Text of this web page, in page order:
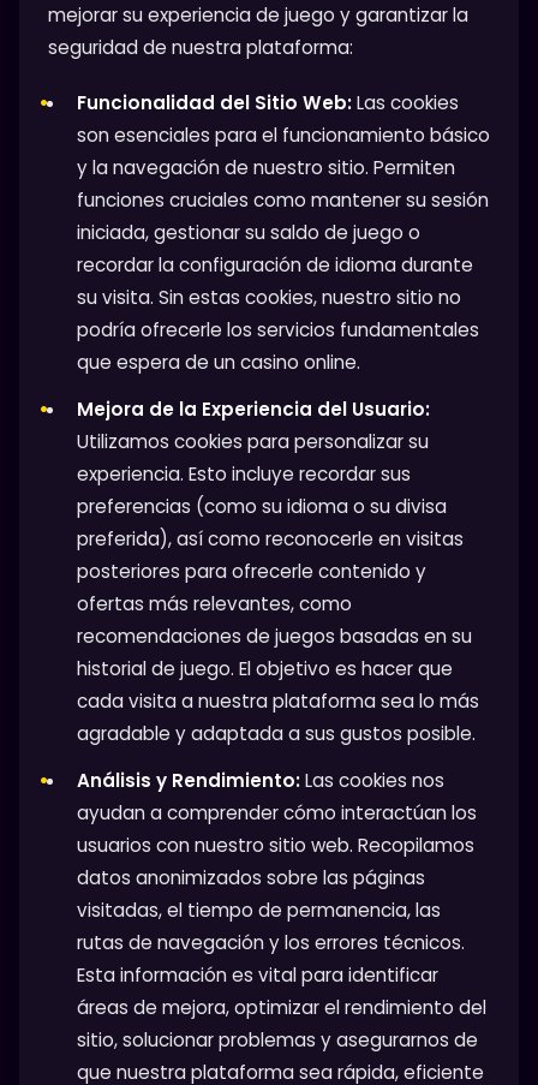
mejorar su experiencia de juego y garantizar la
seguridad de nuestra plataforma:
Funcionalidad del Sitio Web:Las cookies
son esenciales para el funcionamiento básico
y la navegación de nuestro sitio. Permiten
funciones cruciales como mantener su sesión
iniciada, gestionar su saldo de juego o
recordar la configuración de idioma durante
su visita. Sin estas cookies, nuestro sitio no
podría ofrecerle los servicios fundamentales
que espera de un casino online.
Mejora de la Experiencia del Usuario:
Utilizamos cookies para personalizar su
experiencia. Esto incluye recordar sus
preferencias (como su idioma o su divisa
preferida), así como reconocerle en visitas
posteriores para ofrecerle contenido y
ofertas más relevantes, como
recomendaciones de juegos basadas en su
historial de juego. El objetivo es hacer que
cada visita a nuestra plataforma sea lo más
agradable y adaptada a sus gustos posible.
Análisis y Rendimiento:Las cookies nos
ayudan a comprender cómo interactúan los
usuarios con nuestro sitio web. Recopilamos
datos anonimizados sobre las páginas
visitadas, el tiempo de permanencia, las
rutas de navegación y los errores técnicos.
Esta información es vital para identificar
áreas de mejora, optimizar el rendimiento del
sitio, solucionar problemas y asegurarnos de
que nuestra plataforma sea rápida, eficiente